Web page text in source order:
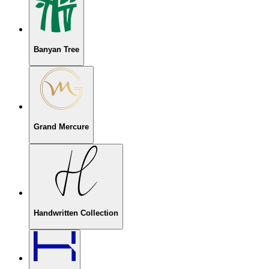
Banyan Tree
Grand Mercure
Handwritten Collection